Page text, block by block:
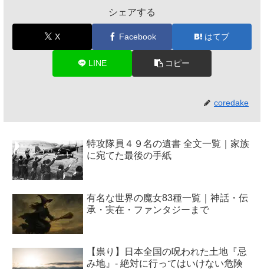
シェアする
X Facebook はてブ
LINE コピー
coredake
特攻隊員４９名の遺書 全文一覧｜家族
に宛てた最後の手紙
有名な世界の魔女83種一覧｜神話・伝
承・実在・ファンタジーまで
【祟り】日本全国の呪われた土地『忌
み地』- 絶対に行ってはいけない危険